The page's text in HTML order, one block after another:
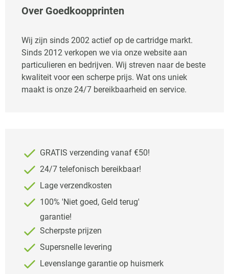
Over Goedkoopprinten
Wij zijn sinds 2002 actief op de cartridge markt.
Sinds 2012 verkopen we via onze website aan
particulieren en bedrijven. Wij streven naar de beste
kwaliteit voor een scherpe prijs. Wat ons uniek
maakt is onze 24/7 bereikbaarheid en service.
GRATIS verzending vanaf €50!
24/7 telefonisch bereikbaar!
Lage verzendkosten
100% 'Niet goed, Geld terug'
garantie!
Scherpste prijzen
Supersnelle levering
Levenslange garantie op huismerk